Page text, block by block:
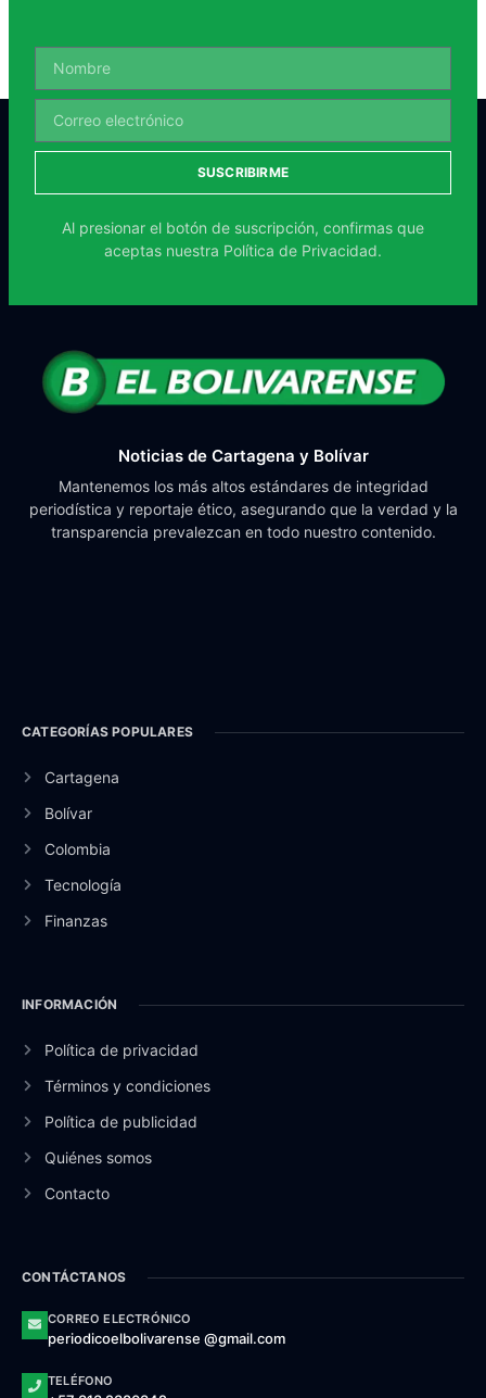
SUSCRIBIRME
Al presionar el botón de suscripción, confirmas que
aceptas nuestra Política de Privacidad.
Noticias de Cartagena y Bolívar
Mantenemos los más altos estándares de integridad
periodística y reportaje ético, asegurando que la verdad y la
transparencia prevalezcan en todo nuestro contenido.
CATEGORÍAS POPULARES
Cartagena
Bolívar
Colombia
Tecnología
Finanzas
INFORMACIÓN
Política de privacidad
Términos y condiciones
Política de publicidad
Quiénes somos
Contacto
CONTÁCTANOS
CORREO ELECTRÓNICO
periodicoelbolivarense @gmail.com
TELÉFONO